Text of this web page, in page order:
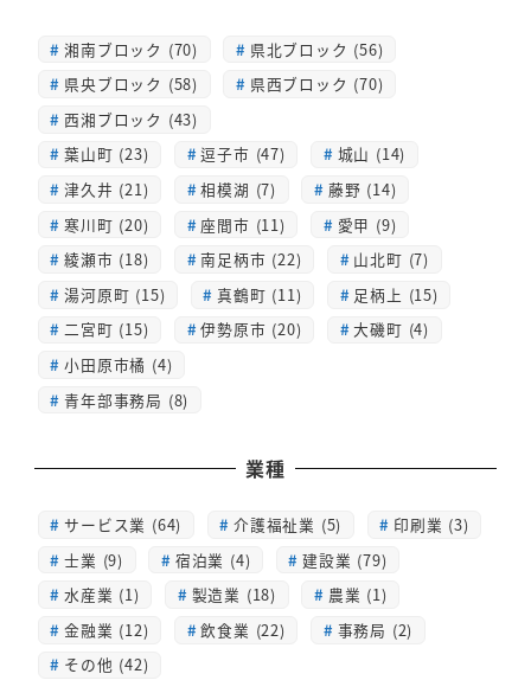
湘南ブロック (70)
県北ブロック (56)
県央ブロック (58)
県西ブロック (70)
西湘ブロック (43)
葉山町 (23)
逗子市 (47)
城山 (14)
津久井 (21)
相模湖 (7)
藤野 (14)
寒川町 (20)
座間市 (11)
愛甲 (9)
綾瀬市 (18)
南足柄市 (22)
山北町 (7)
湯河原町 (15)
真鶴町 (11)
足柄上 (15)
二宮町 (15)
伊勢原市 (20)
大磯町 (4)
小田原市橘 (4)
青年部事務局 (8)
業種
サービス業 (64) 介護福祉業 (5)
印刷業 (3)
士業 (9)
宿泊業 (4)
建設業 (79)
水産業 (1)
製造業 (18)
農業 (1)
金融業 (12)
飲食業 (22)
事務局 (2)
その他 (42)